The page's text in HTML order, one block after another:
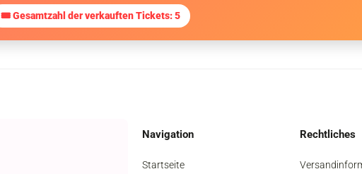
🎟 Gesamtzahl der verkauften Tickets: 5
Navigation
Startseite
Rechtliches